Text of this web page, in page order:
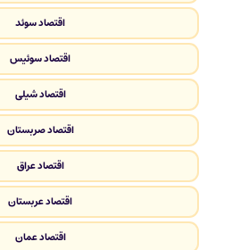
اقتصاد سوئد
اقتصاد سوئیس
اقتصاد شیلی
اقتصاد صربستان
اقتصاد عراق
اقتصاد عربستان
اقتصاد عمان